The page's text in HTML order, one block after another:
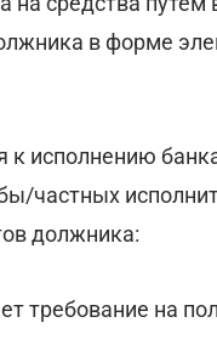
в форме
к исполнению
частных
должника:
требование на